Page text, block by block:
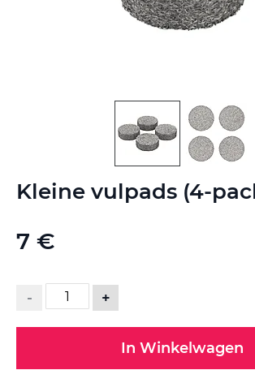
Kleine vulpads (4-
7 €
- +
In Winkelwagen
naar
van
gallerij